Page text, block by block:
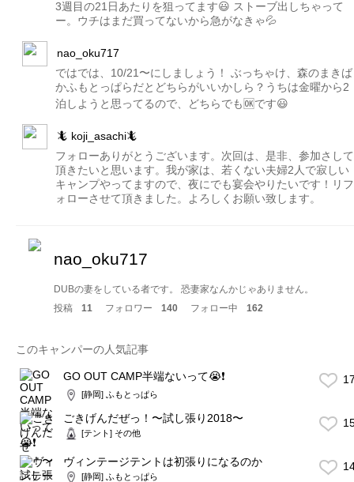
3週目の21日あたりを狙ってます😃 ストーブ出しちゃって
ー。ウチはまだ買ってないから急がなきゃ💦
nao_oku717
ではでは、10/21〜にしましょう！ ぶっちゃけ、森のまきば
かふもとっぱらだとどちらがいいかしら？うちは金曜から2
泊しようと思ってるので、どちらでも🆗です😃
🦎 koji_asachi🦎
フォローありがとうございます。次回は、是非、参加さして
頂きたいと思います。我が家は、若くない夫婦2人で寂しい
キャンプやってますので、夜にでも宴会やりたいです！リフ
ォローさせて頂きました。よろしくお願い致します。
nao_oku717
DUBの妻をしている者です。 恐妻家なんかじゃありません。
投稿
11 フォロワー 140 フォロー中 162
このキャンパーの人気記事
GO OUT CAMP半端ないって😭❗️
[静岡] ふもとっぱら
ごきげんだぜっ！〜試し張り2018〜
[テント] その他
ヴィンテージテントは初張りになるのか
[静岡] ふもとっぱら